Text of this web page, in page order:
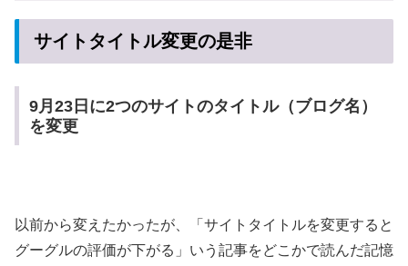
サイトタイトル変更の是非
9月23日に2つのサイトのタイトル（ブログ名）
を変更
以前から変えたかったが、「サイトタイトルを変更すると
グーグルの評価が下がる」いう記事をどこかで読んだ記憶